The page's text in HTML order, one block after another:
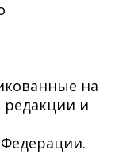
на
редакции и